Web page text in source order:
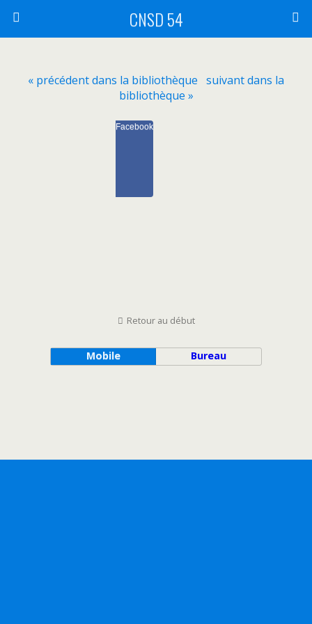
CNSD 54
« précédent dans la bibliothèque suivant dans la
bibliothèque »
Facebook
Retour au début
Mobile Bureau